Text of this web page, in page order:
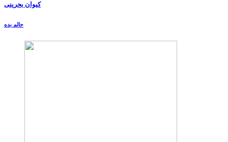
کیوان بحرینی
حالم بده